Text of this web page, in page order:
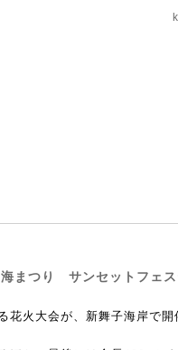
まつり サンセットフェ
花火大会が、新舞子海岸で開